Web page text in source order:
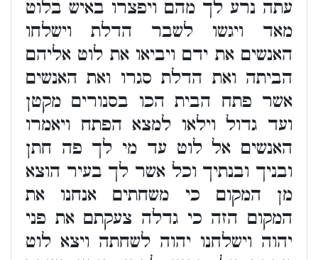
עתה נרע לך מהם ויפצרו באיש בלוט
מאד ויגשו לשבר הדלת וישלחו
האנשים את ידם ויביאו את לוט אליהם
הביתה ואת הדלת סגרו ואת האנשים
אשר פתח הבית הכו בסנורים מקטן
ועד גדול וילאו למצא הפתח ויאמרו
האנשים אל לוט עד מי לך פה חתן
ובניך ובנתיך וכל אשר לך בעיר הוצא
מן המקום כי משחתים אנחנו את
המקום הזה כי גדלה צעקתם את פני
יהוה וישלחנו יהוה לשחתה ויצא לוט